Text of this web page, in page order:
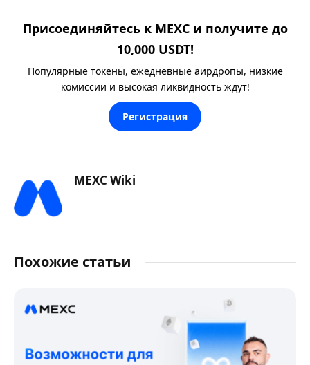
Присоединяйтесь к MEXC и получите до
10,000 USDT!
Популярные токены, ежедневные аирдропы, низкие
комиссии и высокая ликвидность ждут!
Регистрация
MEXC Wiki
Похожие статьи